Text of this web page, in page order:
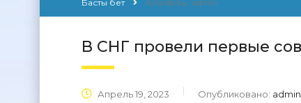
Басты бет Articles by: admin
В СНГ провели первые
Апрель 19, 2023 Опубликовано: admin